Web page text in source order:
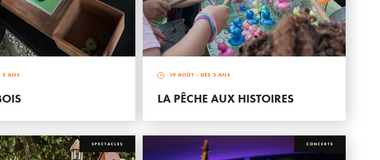
5 ANS 19 AOÛT - DÈS 3 ANS
LA PÊCHE AUX HISTOIRES
SPECTACLES CONCERTS